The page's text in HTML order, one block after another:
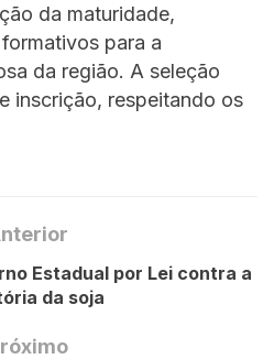
da maturidade,
para a
da região. A seleção
inscrição, respeitando os
Estadual por Lei contra a
da soja